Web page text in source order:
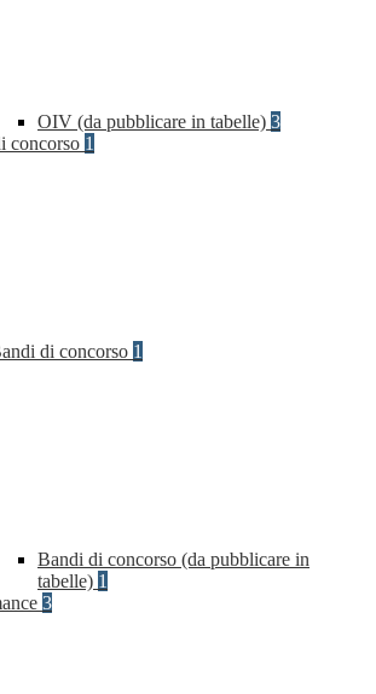
OIV (da pubblicare in tabelle) 3
concorso 1
di concorso 1
Bandi di concorso (da pubblicare in
tabelle) 1
3